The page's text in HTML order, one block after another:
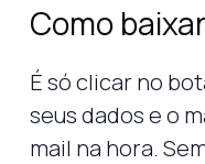
Como
É só clicar no
seus dados e o
mail na hora.